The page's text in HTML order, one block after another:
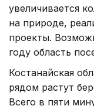
увеличивается
на природе,
проекты.
году область
Костанайская
рядом растут
Всего в пяти